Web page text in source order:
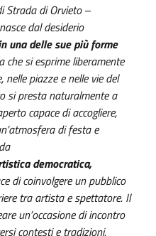
Strada di Orvieto–
nasce dal desiderio
una delle sue più forme
che si esprime liberamente
piazze e nelle vie del
si presta naturalmente a
capace di accogliere,
di festa e
democratica,
di coinvolgere un pubblico
tra artista e spettatore. Il
un’occasione di incontro
contesti e tradizioni,